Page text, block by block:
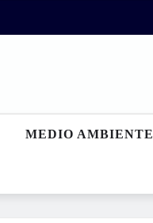
MEDIO AMBIENTE